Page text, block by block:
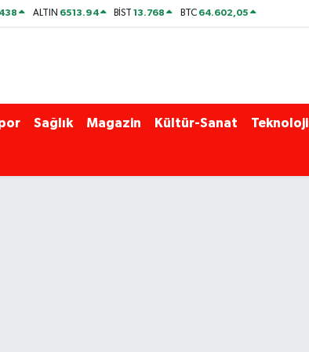
ALTIN 6513.94 BİST13.768 BTC 64.602,05
Sağlık Magazin Kültür-Sanat Teknoloji